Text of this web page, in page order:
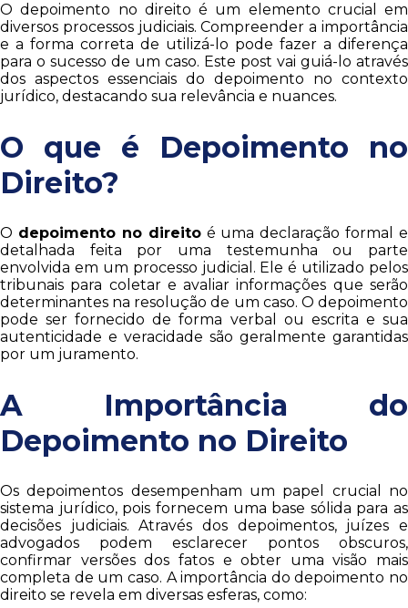
O depoimento no direito é um elemento crucial em
diversos processos judiciais. Compreender a importância
e a forma correta de utilizá-lo pode fazer a diferença
para o sucesso de um caso. Este post vai guiá-lo através
dos aspectos essenciais do depoimento no contexto
jurídico, destacando sua relevância e nuances.
O que é Depoimento no
Direito?
O depoimento no direitoé uma declaração formal e
detalhada feita por uma testemunha ou parte
envolvida em um processo judicial. Ele é utilizado pelos
tribunais para coletar e avaliar informações que serão
determinantes na resolução de um caso. O depoimento
pode ser fornecido de forma verbal ou escrita e sua
autenticidade e veracidade são geralmente garantidas
por um juramento.
A Importância do
Depoimento no Direito
Os depoimentos desempenham um papel crucial no
sistema jurídico, pois fornecem uma base sólida para as
decisões judiciais. Através dos depoimentos, juízes e
advogados podem esclarecer pontos obscuros,
confirmar versões dos fatos e obter uma visão mais
completa de um caso. A importância do depoimento no
direito se revela em diversas esferas, como: